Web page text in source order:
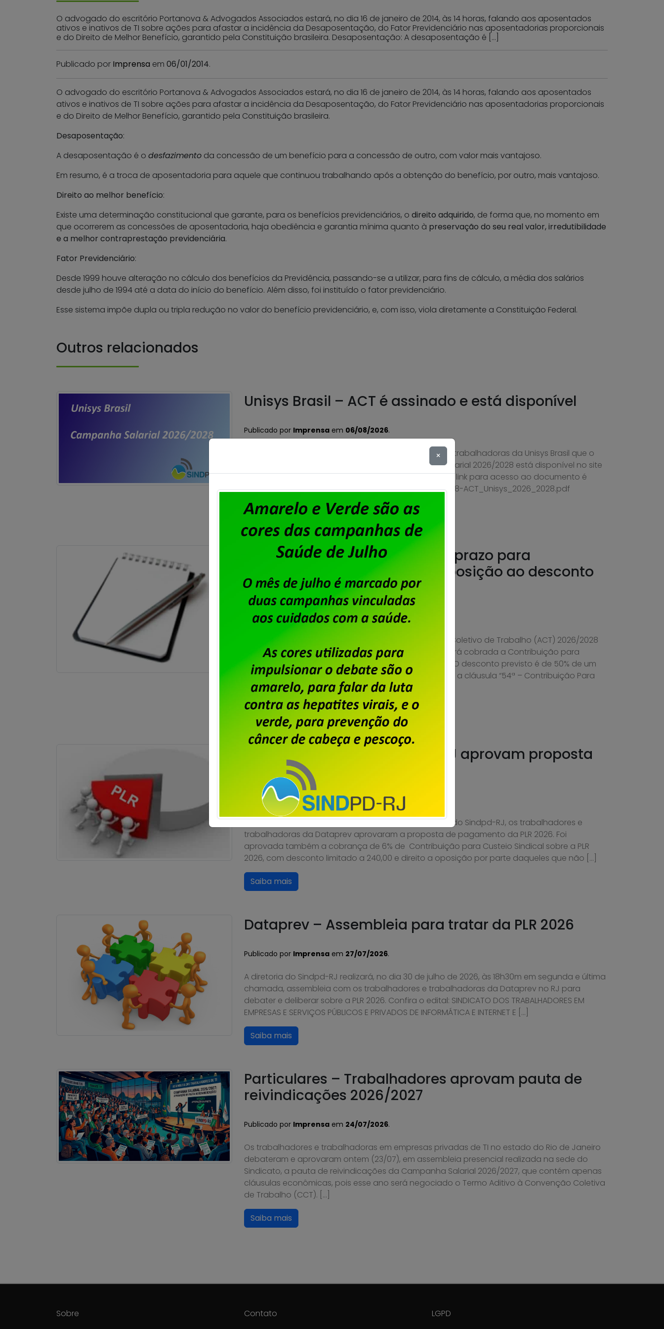
O advogado do escritório Portanova & Advogados Associados estará, no dia 16 de janeiro de 2014, às 14 horas, falando aos aposentados
ativos e inativos de TI sobre ações para afastar a incidência da Desaposentação, do Fator Previdenciário nas aposentadorias proporcionais
e do Direito de Melhor Benefício, garantido pela Constituição brasileira. Desaposentação: A desaposentação é […]
Publicado por Imprensa em 06/01/2014.
O advogado do escritório Portanova & Advogados Associados estará, no dia 16 de janeiro de 2014, às 14 horas, falando aos aposentados
ativos e inativos de TI sobre ações para afastar a incidência da Desaposentação, do Fator Previdenciário nas aposentadorias proporcionais
e do Direito de Melhor Benefício, garantido pela Constituição brasileira.
Desaposentação:
A desaposentação é o desfazimento da concessão de um benefício para a concessão de outro, com valor mais vantajoso.
Em resumo, é a troca de aposentadoria para aquele que continuou trabalhando após a obtenção do benefício, por outro, mais vantajoso.
Direito ao melhor benefício:
Existe uma determinação constitucional que garante, para os benefícios previdenciários, o direito adquirido, de forma que, no momento em
que ocorrerem as concessões de aposentadoria, haja obediência e garantia mínima quanto à preservação do seu real valor, irredutibilidade
e a melhor contraprestação previdenciária.
Fator Previdenciário:
Desde 1999 houve alteração no cálculo dos benefícios da Previdência, passando-se a utilizar, para fins de cálculo, a média dos salários
desde julho de 1994 até a data do início do benefício. Além disso, foi instituído o fator previdenciário.
Esse sistema impõe dupla ou tripla redução no valor do benefício previdenciário, e, com isso, viola diretamente a Constituição Federal.
Outros relacionados
Unisys Brasil – ACT é assinado e está disponível
Publicado por Imprensa em 06/08/2026.
A diretoria do Sindpd-RJ informa aos trabalhadores e trabalhadoras da Unisys Brasil que o
Acordo Coletivo de Trabalho relativo à Campanha Salarial 2026/2028 está disponível no site
do sindicato, para conhecimento de todos e todas. O link para acesso ao documento é
https://sindpdrj.org.br/wp-content/uploads/2026/08/18-ACT_Unisys_2026_2028.pdf
Saiba mais
Unisys Brasil – Sindicato abre prazo para
apresentação de cartas de oposição ao desconto
para fortalecimento sindical
Publicado porImprensaem06/08/2026.
Após o encerramento da negociação do Acordo de Coletivo de Trabalho (ACT) 2026/2028
dos trabalhadores e trabalhadoras da Unisys Brasil, será cobrada a Contribuição para
Custeio Sindical, conforme aprovado em assembleia. O desconto previsto é de 50% de um
único dia de salário vigente do trabalhador, conforme a cláusula “54ª – Contribuição Para
Custeio Sindical” […]
Saiba mais
Dataprev: trabalhadores do RJ aprovam proposta
da PLR 2026
Publicado porImprensaem31/07/2026.
Em assembleia realizada ontem, 30 de julho, na sede do Sindpd-RJ, os trabalhadores e
trabalhadoras da Dataprev aprovaram a proposta de pagamento da PLR 2026. Foi
aprovada também a cobrança de 6% de Contribuição para Custeio Sindical sobre a PLR
2026, com desconto limitado a 240,00 e direito a oposição por parte daqueles que não […]
Saiba mais
Dataprev – Assembleia para tratar da PLR 2026
Publicado por Imprensa em 27/07/2026.
A diretoria do Sindpd-RJ realizará, no dia 30 de julho de 2026, às 18h30m em segunda e última
chamada, assembleia com os trabalhadores e trabalhadoras da Dataprev no RJ para
debater e deliberar sobre a PLR 2026. Confira o edital: SINDICATO DOS TRABALHADORES EM
EMPRESAS E SERVIÇOS PÚBLICOS E PRIVADOS DE INFORMÁTICA E INTERNET E […]
Saiba mais
Particulares – Trabalhadores aprovam pauta de
reivindicações 2026/2027
Publicado por Imprensa em 24/07/2026.
Os trabalhadores e trabalhadoras em empresas privadas de TI no estado do Rio de Janeiro
debateram e aprovaram ontem (23/07), em assembleia presencial realizada na sede do
Sindicato, a pauta de reivindicações da Campanha Salarial 2026/2027, que contém apenas
cláusulas econômicas, pois esse ano será negociado o Termo Aditivo à Convenção Coletiva
de Trabalho (CCT). […]
Saiba mais
Sobre Contato LGPD
×